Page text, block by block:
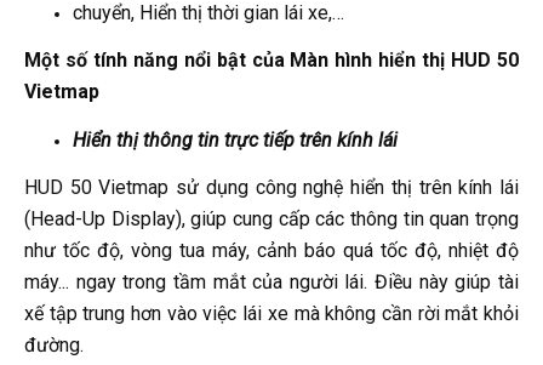
chuyển, Hiển thị thời gian lái xe,…
Một số tính năng nổi bật của Màn hình hiển thị HUD 50
Vietmap
Hiển thị thông tin trực tiếp trên kính lái
HUD 50 Vietmap sử dụng công nghệ hiển thị trên kính lái
(Head-Up Display), giúp cung cấp các thông tin quan trọng
như tốc độ, vòng tua máy, cảnh báo quá tốc độ, nhiệt độ
máy... ngay trong tầm mắt của người lái. Điều này giúp tài
xế tập trung hơn vào việc lái xe mà không cần rời mắt khỏi
đường.